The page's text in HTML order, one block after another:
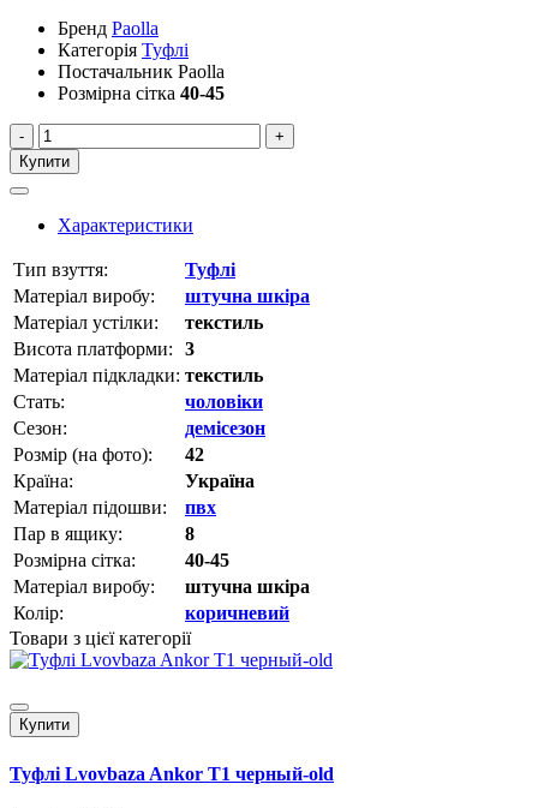
Бренд Paolla
Категорія Туфлі
Постачальник Paolla
Розмірна сітка 40-45
-
+
Купити
Характеристики
Тип взуття:
Туфлі
Матеріал виробу:
штучна шкіра
Матеріал устілки:
текстиль
Висота платформи:
3
Матеріал підкладки: текстиль
Стать:
чоловіки
Сезон:
демісезон
Розмір (на фото):
42
Країна:
Україна
Матеріал підошви:
пвх
Пар в ящику:
8
Розмірна сітка:
40-45
Матеріал виробу:
штучна шкіра
Колір:
коричневий
Товари з цієї категорії
Купити
Туфлі Lvovbaza Ankor Т1 черный-old